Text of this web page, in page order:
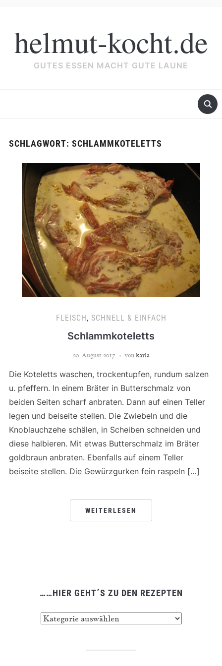
helmut-kocht.de
GUTES ESSEN MACHT GUTE LAUNE
……HIER GEHT´S ZU DEN REZEPTEN
SCHLAGWORT: SCHLAMMKOTELETTS
FLEISCH, SCHNELL & EINFACH
Schlammkoteletts
20. August 2017 von karla
Die Koteletts waschen, trockentupfen, rundum salzen
u. pfeffern. In einem Bräter in Butterschmalz von
beiden Seiten scharf anbraten. Dann auf einen Teller
legen und beiseite stellen. Die Zwiebeln und die
Knoblauchzehe schälen, in Scheiben schneiden und
diese halbieren. Mit etwas Butterschmalz im Bräter
goldbraun anbraten. Ebenfalls auf einem Teller
beiseite stellen. Die Gewürzgurken fein raspeln […]
WEITERLESEN